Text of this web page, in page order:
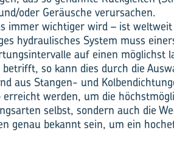
oder Geräusche verursachen.
immer wichtiger wird – ist
hydraulisches System muss
auf einen möglichst
so kann dies durch die
aus Stangen- und
werden, um die
selbst, sondern auch die
genau bekannt sein, um ein